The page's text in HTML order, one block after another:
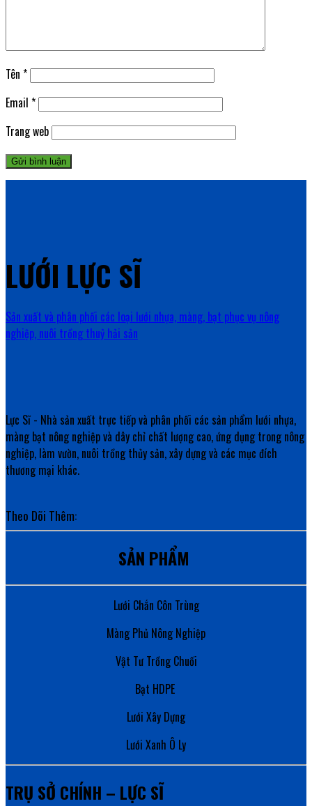
Tên *
Email *
Trang web
LƯỚI LỰC SĨ
Sản xuất và phân phối các loại lưới nhựa, màng, bạt phục vụ nông
nghiệp, nuôi trồng thuỷ hải sản
Lực Sĩ - Nhà sản xuất trực tiếp và phân phối các sản phẩm lưới nhựa,
màng bạt nông nghiệp và dây chỉ chất lượng cao, ứng dụng trong nông
nghiệp, làm vườn, nuôi trồng thủy sản, xây dựng và các mục đích
thương mại khác.
Theo Dõi Thêm:
SẢN PHẨM
Lưới Chắn Côn Trùng
Màng Phủ Nông Nghiệp
Vật Tư Trồng Chuối
Bạt HDPE
Lưới Xây Dựng
Lưới Xanh Ô Ly
TRỤ SỞ CHÍNH – LỰC SĨ